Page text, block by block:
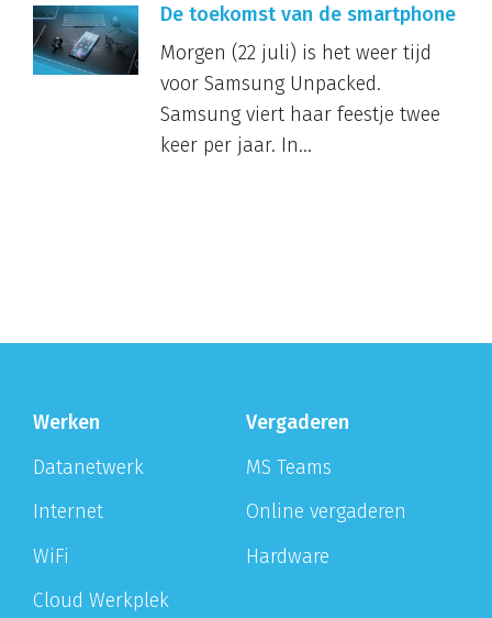
De toekomst van de smartphone
Morgen (22 juli) is het weer tijd
voor Samsung Unpacked.
Samsung viert haar feestje twee
keer per jaar. In...
Werken
Datanetwerk
Internet
WiFi
Cloud Werkplek
Vergaderen
MS Teams
Online vergaderen
Hardware